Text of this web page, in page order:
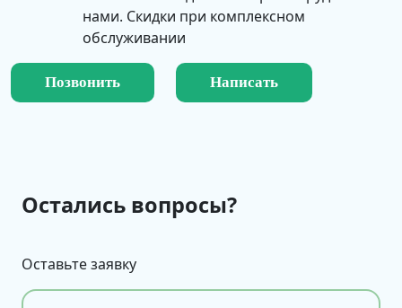
нами. Скидки при комплексном
обслуживании
Позвонить Написать
Остались вопросы?
Оставьте заявку